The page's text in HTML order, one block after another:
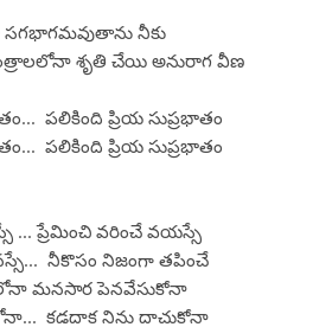
నీకు
శృతి చేయి అనురాగ వీణ
పలికింది ప్రియ సుప్రభాతం
పలికింది ప్రియ సుప్రభాతం
... ప్రేమించి వరించే వయస్సే
నీకొసం నిజంగా తపించే
మనసార పెనవేసుకోనా
కడదాక నిను దాచుకోనా